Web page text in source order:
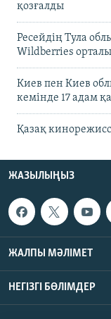
қозғалды
Ресейдің Тула
Wildberries
Киев пен Киев
кемінде 17 адам
Қазақ
ЖАЗЫЛЫҢЫЗ
ЖАЛПЫ МӘЛІМЕТ
НЕГІЗГІ БӨЛІМДЕР